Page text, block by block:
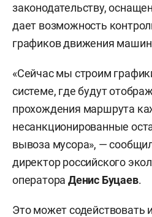
законодательству,
дает возможность
графиков движения
«Сейчас мы строим
системе, где будут
прохождения маршрута
несанкционированные
вывоза мусора», —
директор российского
оператораДенис Буцаев.
Это может